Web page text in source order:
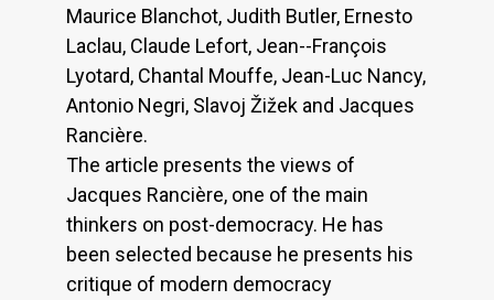
Maurice Blanchot, Judith Butler, Ernesto
Laclau, Claude Lefort, Jean--François
Lyotard, Chantal Mouffe, Jean-Luc Nancy,
Antonio Negri, Slavoj Žižek and Jacques
Rancière.
The article presents the views of
Jacques Rancière, one of the main
thinkers on post-democracy. He has
been selected because he presents his
critique of modern democracy